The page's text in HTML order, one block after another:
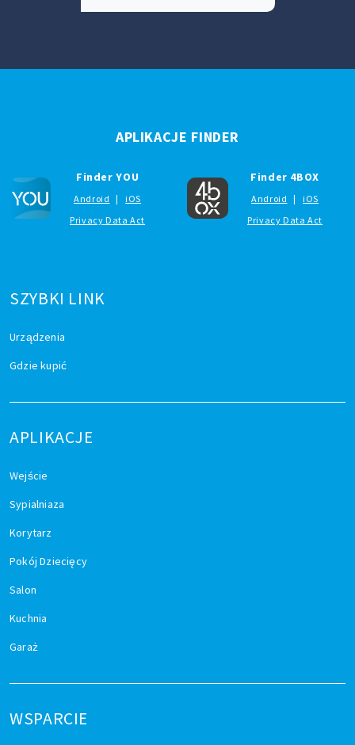
SZYBKI LINK
Urządzenia
Gdzie kupić
APLIKACJE
Wejście
Sypialniaza
Korytarz
Pokój Dziecięcy
Salon
Kuchnia
Garaż
WSPARCIE
APLIKACJE FINDER
Finder YOU
Android |
iOS
Privacy Data Act
Finder 4BOX
Android |
iOS
Privacy Data Act